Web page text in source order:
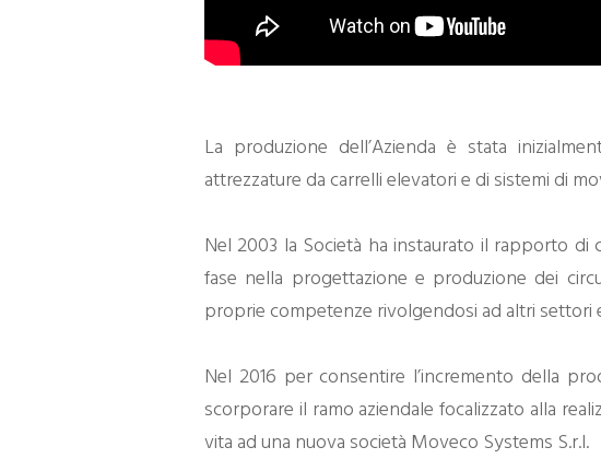
La produzione dell’Azienda è stata
attrezzature da carrelli elevatori e di sistemi di
Nel 2003 la Società ha instaurato il rapporto
fase nella progettazione e produzione dei
proprie competenze rivolgendosi ad altri
Nel 2016 per consentire l’incremento della
scorporare il ramo aziendale focalizzato alla
vita ad una nuova società Moveco Systems S.r.l.